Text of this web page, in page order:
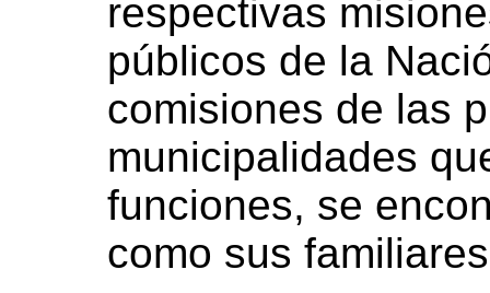
respectivas
públicos de la
comisiones de las
municipalidades
funciones, se
como sus